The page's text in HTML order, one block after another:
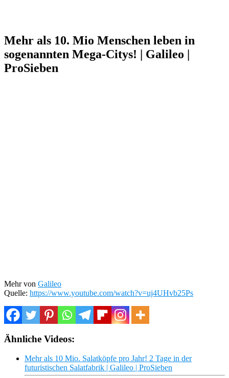
Mehr als 10. Mio Menschen leben in
sogenannten Mega-Citys! | Galileo |
ProSieben
Mehr von Galileo
Quelle: https://www.youtube.com/watch?v=uj4UHvb25Ps
Ähnliche Videos:
Mehr als 10 Mio. Salatköpfe pro Jahr! 2 Tage in der
futuristischen Salatfabrik | Galileo | ProSieben